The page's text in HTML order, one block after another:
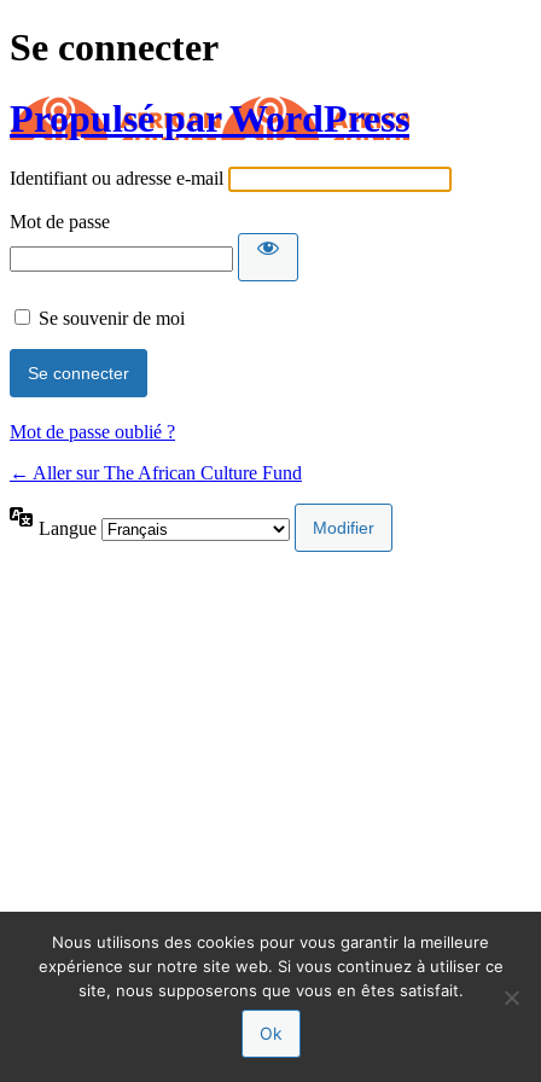
Se connecter
Propulsé par WordPress
Identifiant ou adresse e-mail
Mot de passe
Se souvenir de moi
Mot de passe oublié ?
← Aller sur The African Culture Fund
Langue
Nous utilisons des cookies pour vous garantir la meilleure
expérience sur notre site web. Si vous continuez à utiliser ce
site, nous supposerons que vous en êtes satisfait.
Ok